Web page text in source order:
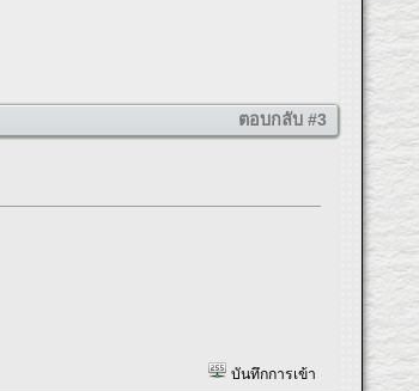
ตอบกลับ #3
บันทึกการเข้า